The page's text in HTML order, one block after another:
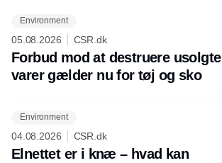
Environment
05.08.2026 CSR.dk
Forbud mod at destruere usolgte
varer gælder nu for tøj og sko
Environment
04.08.2026 CSR.dk
Elnettet er i knæ – hvad kan